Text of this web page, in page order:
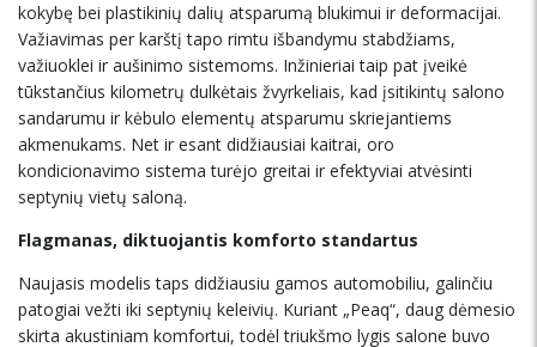
kokybę bei plastikinių dalių atsparumą blukimui ir deformacijai.
Važiavimas per karštį tapo rimtu išbandymu stabdžiams,
važiuoklei ir aušinimo sistemoms. Inžinieriai taip pat įveikė
tūkstančius kilometrų dulkėtais žvyrkeliais, kad įsitikintų salono
sandarumu ir kėbulo elementų atsparumu skriejantiems
akmenukams. Net ir esant didžiausiai kaitrai, oro
kondicionavimo sistema turėjo greitai ir efektyviai atvėsinti
septynių vietų saloną.
Flagmanas, diktuojantis komforto standartus
Naujasis modelis taps didžiausiu gamos automobiliu, galinčiu
patogiai vežti iki septynių keleivių. Kuriant „Peaq“, daug dėmesio
skirta akustiniam komfortui, todėl triukšmo lygis salone buvo